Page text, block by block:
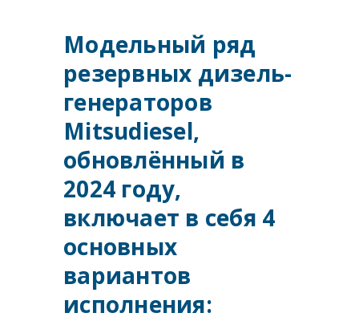
Модельный ряд
резервных дизель-
генераторов
Mitsudiesel,
обновлённый в
2024 году,
включает в себя 4
основных
вариантов
исполнения: